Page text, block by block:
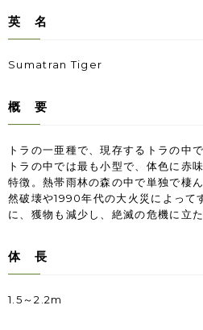
英 名
Sumatran Tiger
概 要
トラの一亜種で、現存するトラの中
トラの中では最も小型で、体色に赤
特徴。熱帯雨林の森の中で単独で棲
然破壊や1990年代の大火災によって
に、獲物も減少し、絶滅の危機に立た
体 長
1.5～2.2m